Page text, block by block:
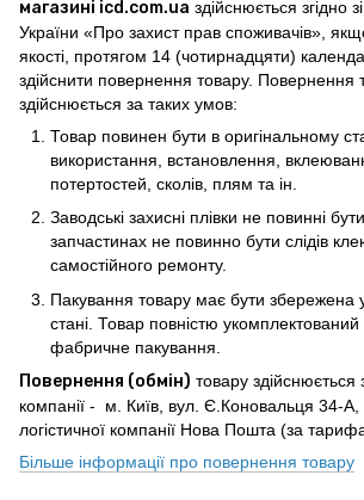
магазині icd.com.ua здійснюється згідно
України «Про захист прав споживачів»,
якості, протягом 14 (чотирнадцяти)
здійснити повернення товару. Повернення
здійснюється за таких умов:
Товар повинен бути в оригінальному
використання, встановлення,
потертостей, сколів, плям та ін.
Заводські захисні плівки не повинні
запчастинах не повинно бути слідів
самостійного ремонту.
Пакування товару має бути збережена
стані. Товар повністю
фабричне пакування.
Повернення (обмін) товару
компанії - м. Київ, вул. Є.Коновальця 34-
логістичної компанії Нова Пошта (за
Більше інформації про повернення товару